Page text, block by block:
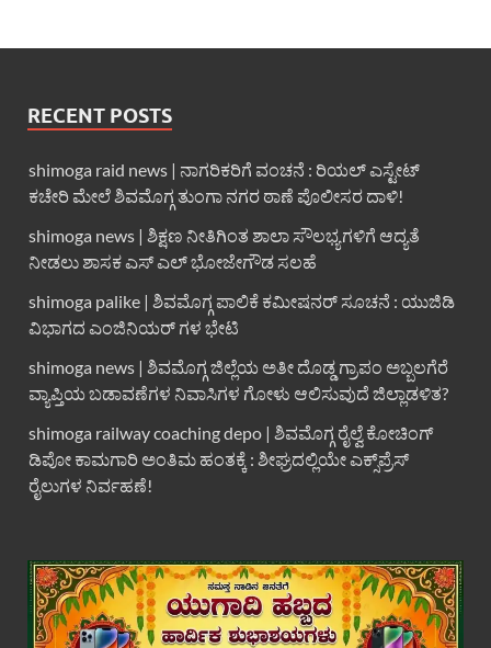
RECENT POSTS
shimoga raid news | ನಾಗರಿಕರಿಗೆ ವಂಚನೆ : ರಿಯಲ್ ಎಸ್ಟೇಟ್
ಕಚೇರಿ ಮೇಲೆ ಶಿವಮೊಗ್ಗ ತುಂಗಾ ನಗರ ಠಾಣೆ ಪೊಲೀಸರ ದಾಳಿ!
shimoga news | ಶಿಕ್ಷಣ ನೀತಿಗಿಂತ ಶಾಲಾ ಸೌಲಭ್ಯಗಳಿಗೆ ಆದ್ಯತೆ
ನೀಡಲು ಶಾಸಕ ಎಸ್ ಎಲ್ ಭೋಜೇಗೌಡ ಸಲಹೆ
shimoga palike | ಶಿವಮೊಗ್ಗ ಪಾಲಿಕೆ ಕಮೀಷನರ್ ಸೂಚನೆ : ಯುಜಿಡಿ
ವಿಭಾಗದ ಎಂಜಿನಿಯರ್ ಗಳ ಭೇಟಿ
shimoga news | ಶಿವಮೊಗ್ಗ ಜಿಲ್ಲೆಯ ಅತೀ ದೊಡ್ಡ ಗ್ರಾಪಂ ಅಬ್ಬಲಗೆರೆ
ವ್ಯಾಪ್ತಿಯ ಬಡಾವಣೆಗಳ ನಿವಾಸಿಗಳ ಗೋಳು ಆಲಿಸುವುದೆ ಜಿಲ್ಲಾಡಳಿತ?
shimoga railway coaching depo | ಶಿವಮೊಗ್ಗ ರೈಲ್ವೆ ಕೋಚಿಂಗ್
ಡಿಪೋ ಕಾಮಗಾರಿ ಅಂತಿಮ ಹಂತಕ್ಕೆ : ಶೀಘ್ರದಲ್ಲಿಯೇ ಎಕ್ಸ್‌ಪ್ರೆಸ್
ರೈಲುಗಳ ನಿರ್ವಹಣೆ!